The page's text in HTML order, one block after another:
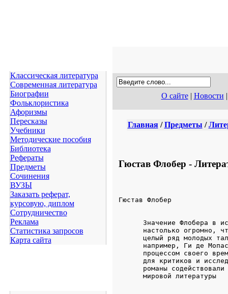
Классическая литература
Современная литература
Биографии
Фольклористика
Афоризмы
Пересказы
Учебники
Методические пособия
Библиотека
Рефераты
Предметы
Сочинения
ВУЗЫ
Заказать реферат,
курсовую, диплом
Сотрудничество
Реклама
Статистика запросов
Карта сайта
О сайте| Новости
Главная/Предметы /
Гюстав Флобер -
Гюстав Флобер
Значение Флобера в
настолько огромно,
целый ряд молодых
например, Ги де
процессом своего
для критиков и
романы
      мировой литературы